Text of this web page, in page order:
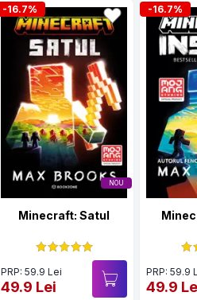
NOU
-16.7%
Minecraft: Satul
PRP: 59.9 Lei
49.9 Lei
-16.7%
PRP: 59.9
49.9